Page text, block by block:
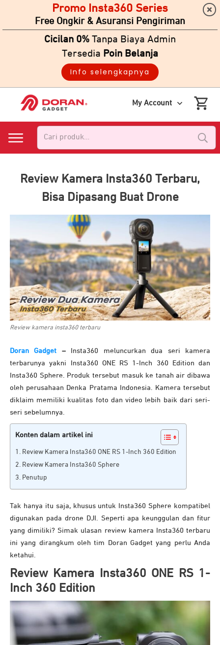
My Account
Review Kamera Insta360 Terbaru,
Bisa Dipasang Buat Drone
Review kamera insta360 terbaru
Doran Gadget – Insta360 meluncurkan dua seri kamera
terbarunya yakni Insta360 ONE RS 1-Inch 360 Edition dan
Insta360 Sphere. Produk tersebut masuk ke tanah air dibawa
oleh perusahaan Denka Pratama Indonesia. Kamera tersebut
diklaim memiliki kualitas foto dan video lebih baik dari seri-
seri sebelumnya.
Konten dalam artikel ini
Review Kamera Insta360 ONE RS 1-Inch 360 Edition
Review Kamera Insta360 Sphere
Penutup
Tak hanya itu saja, khusus untuk Insta360 Sphere kompatibel
digunakan pada drone DJI. Seperti apa keunggulan dan fitur
yang dimiliki? Simak ulasan review kamera Insta360 terbaru
ini yang dirangkum oleh tim Doran Gadget yang perlu Anda
ketahui.
Review Kamera Insta360 ONE RS 1-
Inch 360 Edition
Promo Insta360 Series
Free Ongkir & Asuransi Pengiriman
Cicilan 0% Tanpa Biaya Admin
Tersedia Poin Belanja
Info selengkapnya